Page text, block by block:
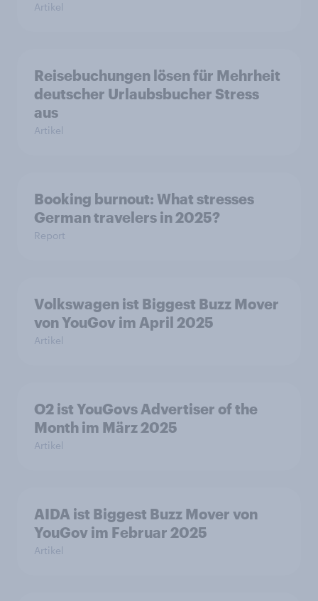
Artikel
Reisebuchungen lösen für Mehrheit
deutscher Urlaubsbucher Stress
aus
Artikel
Booking burnout: What stresses
German travelers in 2025?
Report
Volkswagen ist Biggest Buzz Mover
von YouGov im April 2025
Artikel
O2 ist YouGovs Advertiser of the
Month im März 2025
Artikel
AIDA ist Biggest Buzz Mover von
YouGov im Februar 2025
Artikel